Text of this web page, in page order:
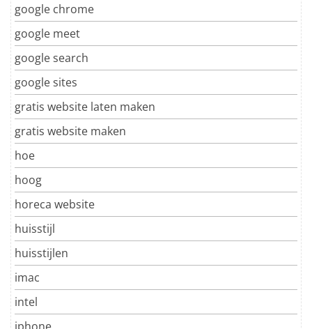
google chrome
google meet
google search
google sites
gratis website laten maken
gratis website maken
hoe
hoog
horeca website
huisstijl
huisstijlen
imac
intel